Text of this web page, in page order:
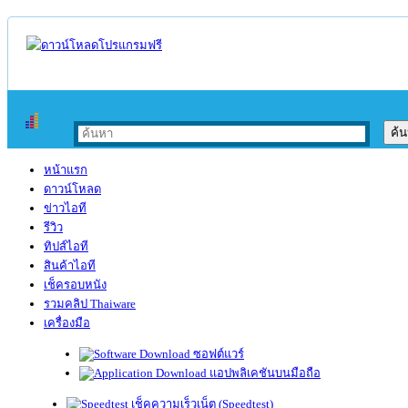
หน้าแรก
ดาวน์โหลด
ข่าวไอที
รีวิว
ทิปส์ไอที
สินค้าไอที
เช็ครอบหนัง
รวมคลิป Thaiware
เครื่องมือ
ซอฟต์แวร์
แอปพลิเคชันบนมือถือ
เช็คความเร็วเน็ต (Speedtest)